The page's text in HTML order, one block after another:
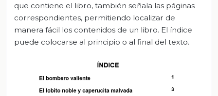
que contiene el libro, también señala las páginas
correspondientes, permitiendo localizar de
manera fácil los contenidos de un libro. El índice
puede colocarse al principio o al final del texto.